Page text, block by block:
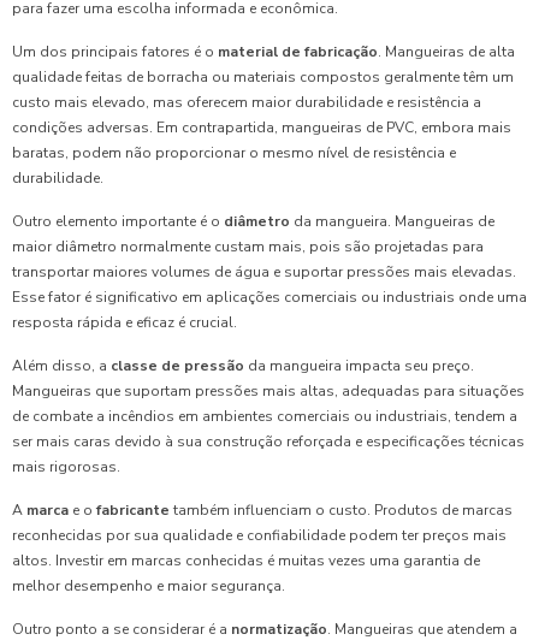
para fazer uma escolha informada e econômica.
Um dos principais fatores é o material de fabricação. Mangueiras de alta
qualidade feitas de borracha ou materiais compostos geralmente têm um
custo mais elevado, mas oferecem maior durabilidade e resistência a
condições adversas. Em contrapartida, mangueiras de PVC, embora mais
baratas, podem não proporcionar o mesmo nível de resistência e
durabilidade.
Outro elemento importante é o diâmetro da mangueira. Mangueiras de
maior diâmetro normalmente custam mais, pois são projetadas para
transportar maiores volumes de água e suportar pressões mais elevadas.
Esse fator é significativo em aplicações comerciais ou industriais onde uma
resposta rápida e eficaz é crucial.
Além disso, a classe de pressão da mangueira impacta seu preço.
Mangueiras que suportam pressões mais altas, adequadas para situações
de combate a incêndios em ambientes comerciais ou industriais, tendem a
ser mais caras devido à sua construção reforçada e especificações técnicas
mais rigorosas.
A marca e ofabricante também influenciam o custo. Produtos de marcas
reconhecidas por sua qualidade e confiabilidade podem ter preços mais
altos. Investir em marcas conhecidas é muitas vezes uma garantia de
melhor desempenho e maior segurança.
Outro ponto a se considerar é a normatização. Mangueiras que atendem a